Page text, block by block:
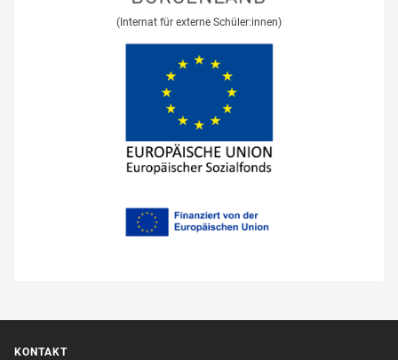
(Internat für externe Schüler:innen)
KONTAKT